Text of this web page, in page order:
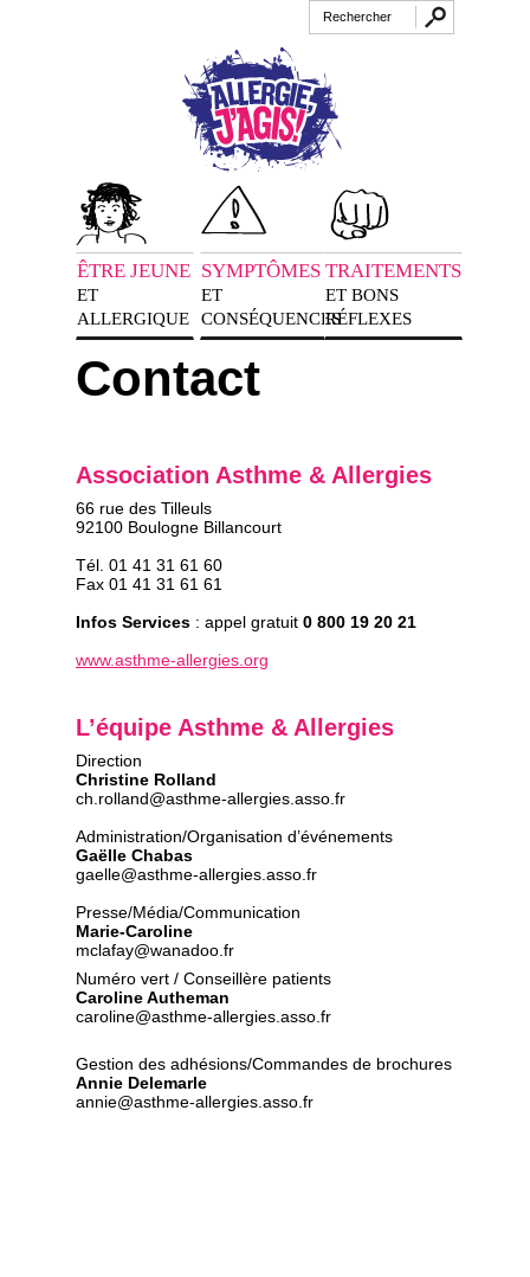
ÊTRE JEUNE
ET
ALLERGIQUE
SYMPTÔMES
ET
CONSÉQUENCES
TRAITEMENTS
ET BONS
RÉFLEXES
Contact
Association Asthme & Allergies
66 rue des Tilleuls
92100 Boulogne Billancourt
Tél. 01 41 31 61 60
Fax 01 41 31 61 61
Infos Services : appel gratuit 0 800 19 20 21
www.asthme-allergies.org
L’équipe Asthme & Allergies
Direction
Christine Rolland
ch.rolland@asthme-allergies.asso.fr
Administration/Organisation d’événements
Gaëlle Chabas
gaelle@asthme-allergies.asso.fr
Presse/Média/Communication
Marie-Caroline
mclafay@wanadoo.fr
Numéro vert / Conseillère patients
Caroline Autheman
caroline@asthme-allergies.asso.fr
Gestion des adhésions/Commandes de brochures
Annie Delemarle
annie@asthme-allergies.asso.fr